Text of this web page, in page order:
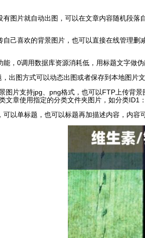
有图片就自动出图，可以在文章内容随机段
自己喜欢的背景图片，也可以直接在线管理
能，0调用数据库资源消耗低，用标题文字做伪
，出图方式可以动态出图或者保存到本地图片
图片支持jpg、png格式，也可以FTP上传背
文章使用指定的分类文件夹图片，如分类ID1
可以单标题，也可以标题再加描述内容，内容